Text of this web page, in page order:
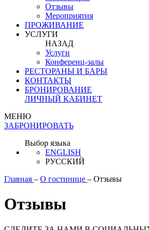
Отзывы
Мероприятия
ПРОЖИВАНИЕ
УСЛУГИ
НАЗАД
Услуги
Конференц-залы
РЕСТОРАНЫ И БАРЫ
КОНТАКТЫ
БРОНИРОВАНИЕ
ЛИЧНЫЙ КАБИНЕТ
МЕНЮ
ЗАБРОНИРОВАТЬ
Выбор языка
ENGLISH
РУССКИЙ
Главная – О гостинице – Отзывы
Отзывы